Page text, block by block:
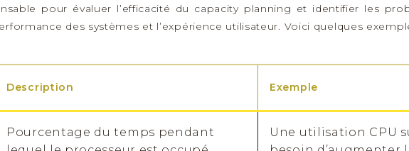
pour évaluer l’efficacité du capacity planning et identifier les
des systèmes et l’expérience utilisateur. Voici quelques
Description Exemple
Pourcentage du temps pendant
Une utilisation CPU